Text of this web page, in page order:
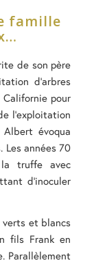
famille
de son père
d’arbres
pour
l’exploitation
évoqua
Les années 70
truffe avec
d’inoculer
verts et blancs
fils Frank en
Parallèlement